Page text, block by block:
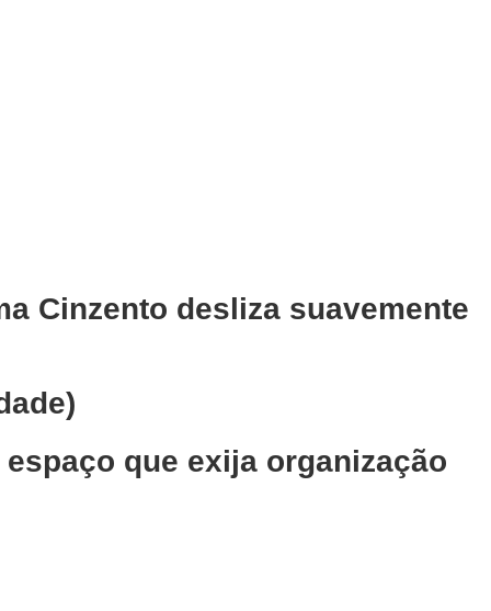
Cinzento desliza suavemente
que exija organização